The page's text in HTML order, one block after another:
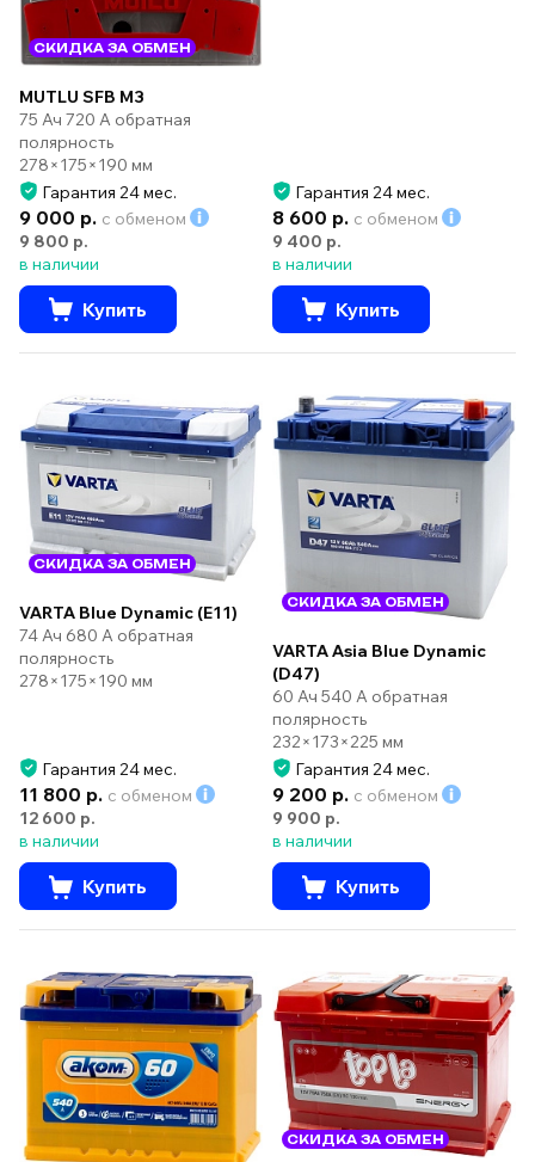
СКИДКА ЗА ОБМЕН
MUTLU SFB M3
75 Ач 720 А обратная
полярность
278×175×190 мм
Гарантия 24 мес.
9 000 р. с обменом
9 800 р.
в наличии
Купить
Гарантия 24 мес.
8 600 р. с обменом
9 400 р.
в наличии
Купить
СКИДКА ЗА ОБМЕН
VARTA Blue Dynamic (E11)
74 Ач 680 А обратная
полярность
278×175×190 мм
Гарантия 24 мес.
11 800 р. с обменом
12 600 р.
в наличии
Купить
СКИДКА ЗА ОБМЕН
VARTA Asia Blue Dynamic
(D47)
60 Ач 540 А обратная
полярность
232×173×225 мм
Гарантия 24 мес.
9 200 р. с обменом
9 900 р.
в наличии
Купить
СКИДКА ЗА ОБМЕН